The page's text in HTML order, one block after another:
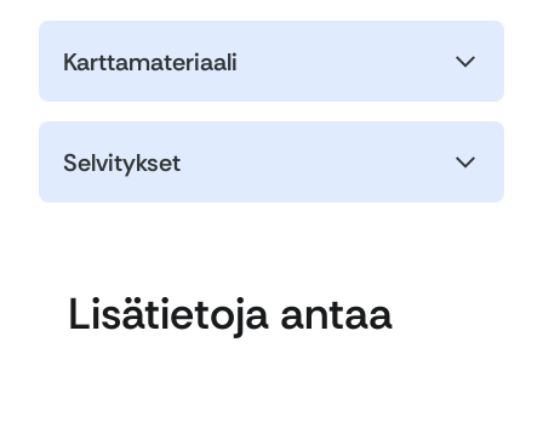
Karttamateriaali
Selvitykset
Lisätietoja antaa